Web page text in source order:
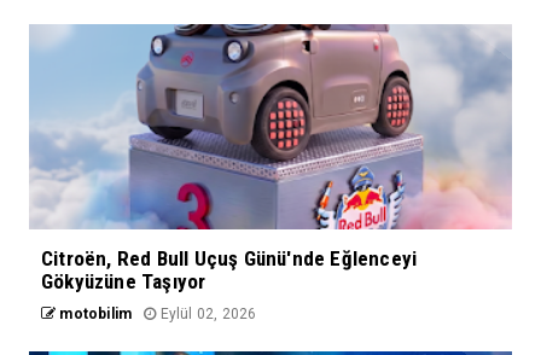
Citroën, Red Bull Uçuş Günü'nde Eğlenceyi
Gökyüzüne Taşıyor
motobilim Eylül 02, 2026